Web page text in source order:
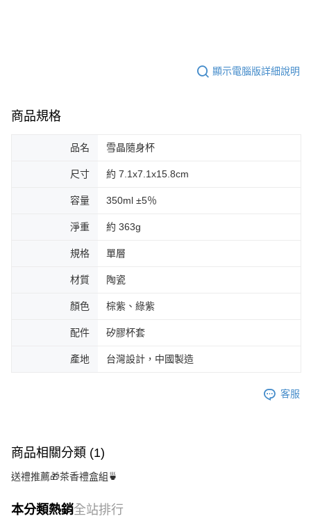
顯示電腦版詳細說明
商品規格
品名 雪晶隨身杯
尺寸 約 7.1x7.1x15.8cm
容量 350ml ±5％
淨重 約 363g
規格 單層
材質 陶瓷
顏色 棕紫、綠紫
配件 矽膠杯套
產地 台灣設計，中國製造
客服
商品相關分類 (1)
送禮推薦🎁茶香禮盒組🍵
本分類熱銷全站排行